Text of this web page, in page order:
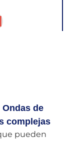
de
complejas
pueden